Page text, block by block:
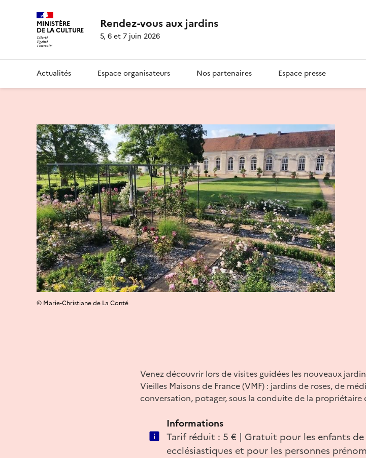
MINISTÈRE
DE LA CULTURE Rendez-vous aux jardins
5, 6 et 7 juin 2026
Actualités Espace organisateurs Nos partenaires Espace presse
© Marie-Christiane de La Conté
Venez découvrir lors de visites guidées les nouveaux
Vieilles Maisons de France (VMF) : jardins de roses, de
conversation, potager, sous la conduite de la propriétaire
Informations
Tarif réduit : 5 € | Gratuit pour les enfants de
ecclésiastiques et pour les personnes